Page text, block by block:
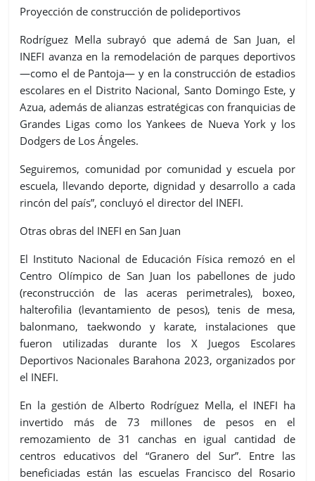
Proyección de construcción de polideportivos
Rodríguez Mella subrayó que ademá de San Juan, el
INEFI avanza en la remodelación de parques deportivos
—como el de Pantoja— y en la construcción de estadios
escolares en el Distrito Nacional, Santo Domingo Este, y
Azua, además de alianzas estratégicas con franquicias de
Grandes Ligas como los Yankees de Nueva York y los
Dodgers de Los Ángeles.
Seguiremos, comunidad por comunidad y escuela por
escuela, llevando deporte, dignidad y desarrollo a cada
rincón del país”, concluyó el director del INEFI.
Otras obras del INEFI en San Juan
El Instituto Nacional de Educación Física remozó en el
Centro Olímpico de San Juan los pabellones de judo
(reconstrucción de las aceras perimetrales), boxeo,
halterofilia (levantamiento de pesos), tenis de mesa,
balonmano, taekwondo y karate, instalaciones que
fueron utilizadas durante los X Juegos Escolares
Deportivos Nacionales Barahona 2023, organizados por
el INEFI.
En la gestión de Alberto Rodríguez Mella, el INEFI ha
invertido más de 73 millones de pesos en el
remozamiento de 31 canchas en igual cantidad de
centros educativos del “Granero del Sur”. Entre las
beneficiadas están las escuelas Francisco del Rosario